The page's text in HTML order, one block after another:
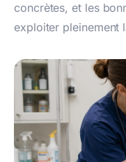
concrètes, et les
exploiter pleinement